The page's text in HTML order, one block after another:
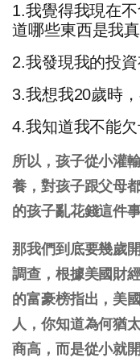
1.我覺得我現在
道哪些東西是我
2.我發現我的投
3.我想我20歲時
4.我知道我不能
所以，孩子從小灌
養，對孩子跟父母
的孩子亂花錢這件事
那我們到底要幾歲
調查，根據美國財
的富豪榜指出，美
人，你知道為何猶
商高，而是從小就